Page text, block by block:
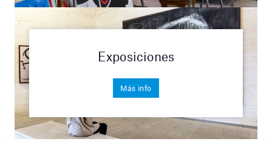
Exposiciones
Más info